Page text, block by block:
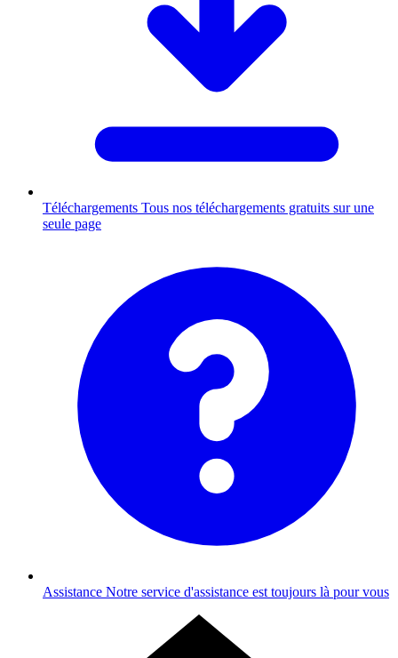
Téléchargements Tous nos téléchargements gratuits sur une
seule page
Assistance Notre service d'assistance est toujours là pour vous